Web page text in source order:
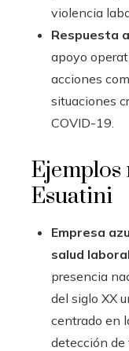
violencia
Respuesta
apoyo
acciones
situaciones
COVID-19.
Ejemplos
Esuatini
Empresa
salud
presencia
del siglo XX
centrado en
detección de